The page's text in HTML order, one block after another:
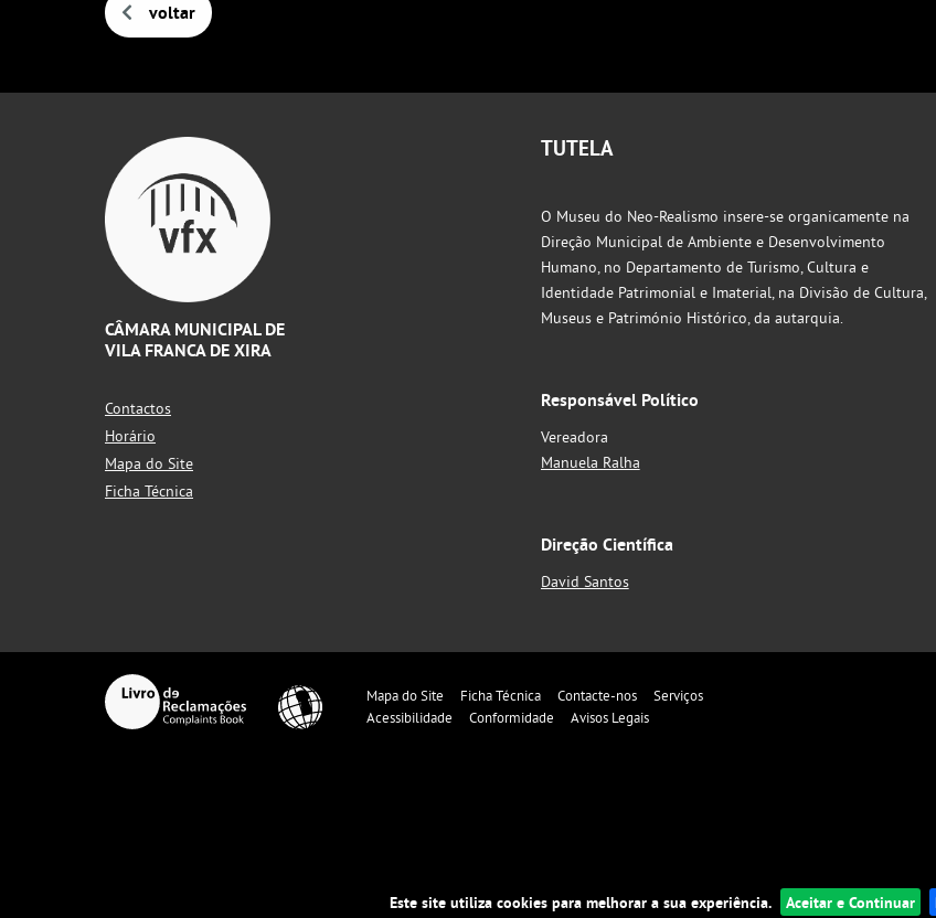
voltar
CÂMARA MUNICIPAL DE
VILA FRANCA DE XIRA
Contactos
Horário
Mapa do Site
Ficha Técnica
TUTELA
O Museu do Neo-Realismo insere-se organicamente na
Direção Municipal de Ambiente e Desenvolvimento
Humano, no Departamento de Turismo, Cultura e
Identidade Patrimonial e Imaterial, na Divisão de Cultura,
Museus e Património Histórico, da autarquia.
Responsável Político
Vereadora
Manuela Ralha
Direção Científica
David Santos
Mapa do Site Ficha Técnica Contacte-nos
Serviços
Acessibilidade
Conformidade Avisos Legais